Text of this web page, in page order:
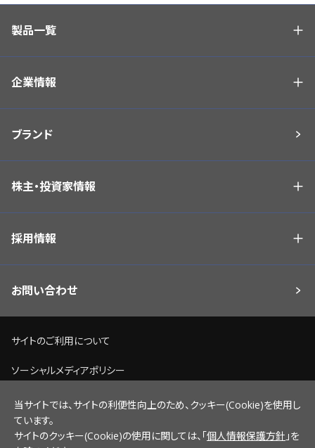
製品一覧
企業情報
ブランド
株主・投資家情報
採用情報
お問い合わせ
サイトのご利用について
ソーシャルメディアポリシー
個人情報保護方針
脆弱性情報開示ポリシー
当サイトでは、サイトの利便性向上のため、クッキー(Cookie)を使用し
ています。
サイトのクッキー(Cookie)の使用に関しては、「個人情報保護方針 」を